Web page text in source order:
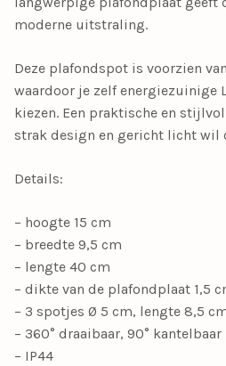
moderne uitstraling.
Deze plafondspot is voorzien
waardoor je zelf energiezuinige
kiezen. Een praktische en
strak design en gericht licht wil
Details:
– hoogte 15 cm
– breedte 9,5 cm
– lengte 40 cm
– dikte van de plafondplaat 1,5
– 3 spotjes Ø 5 cm, lengte 8,5
– 360° draaibaar, 90° kantelbaar
– IP44